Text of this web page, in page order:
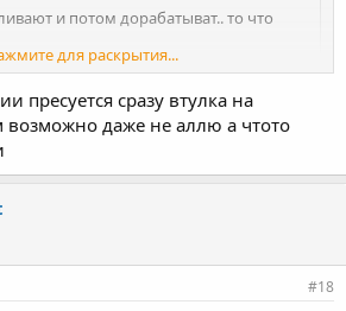
и потом дорабатыват.. то что
для раскрытия...
туда алюмминивый прут(ксатати как?
а в пруте потом отверстия сверлят?
для раскрытия...
пресуется сразу втулка на
возможно даже не аллю а чтото
#18